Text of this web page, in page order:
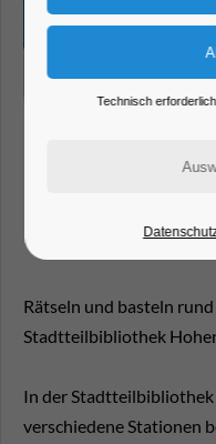
Rätseln und basteln
Stadtteilbibliothek
In der
verschiedene Stationen
Technisch